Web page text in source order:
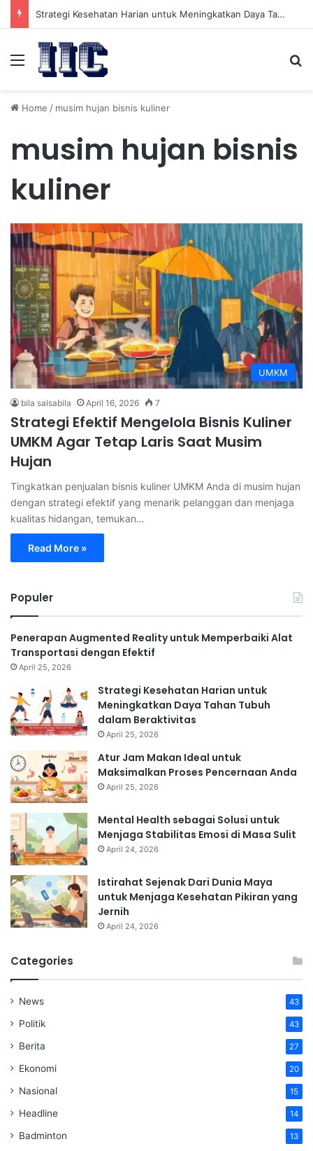
Strategi Kesehatan Harian untuk Meningkatkan Daya Tahan Tubuh dalam Beraktivitas
Menu
Home / musim hujan bisnis kuliner
musim hujan bisnis
kuliner
UMKM
bila salsabila April 16, 2026 7
Strategi Efektif Mengelola Bisnis Kuliner
UMKM Agar Tetap Laris Saat Musim
Hujan
Tingkatkan penjualan bisnis kuliner UMKM Anda di musim hujan
dengan strategi efektif yang menarik pelanggan dan menjaga
kualitas hidangan, temukan…
Read More »
Populer
Penerapan Augmented Reality untuk Memperbaiki Alat
Transportasi dengan Efektif
April 25, 2026
Strategi Kesehatan Harian untuk
Meningkatkan Daya Tahan Tubuh
dalam Beraktivitas
April 25, 2026
Atur Jam Makan Ideal untuk
Maksimalkan Proses Pencernaan Anda
April 25, 2026
Mental Health sebagai Solusi untuk
Menjaga Stabilitas Emosi di Masa Sulit
April 24, 2026
Istirahat Sejenak Dari Dunia Maya
untuk Menjaga Kesehatan Pikiran yang
Jernih
April 24, 2026
Categories
News 43
Politik 43
Berita 27
Ekonomi 20
Nasional 15
Headline 14
Badminton 13